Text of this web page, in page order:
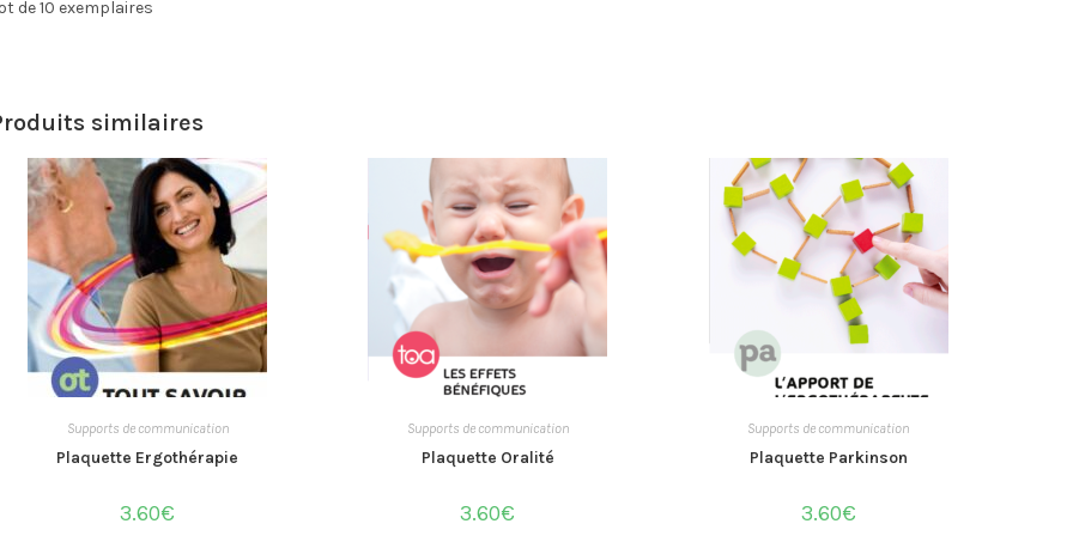
de 10 exemplaires
similaires
Supports de communication
Plaquette Ergothérapie
3.60€
Supports de communication
Plaquette Oralité
3.60€
Supports de communication
Plaquette Parkinson
3.60€